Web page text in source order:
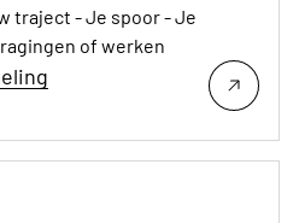
traject - Je spoor - Je
of werken